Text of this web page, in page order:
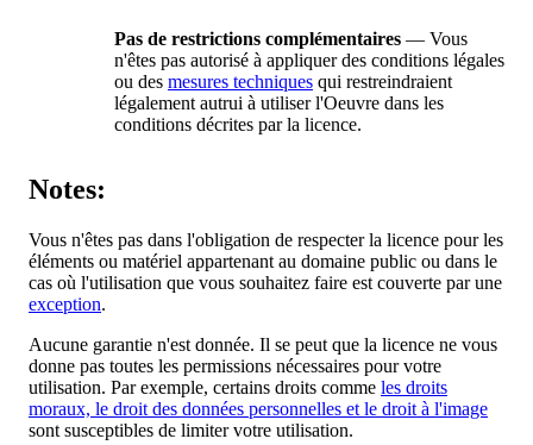
Pas de restrictions complémentaires — Vous
n'êtes pas autorisé à appliquer des conditions légales
ou des mesures techniques qui restreindraient
légalement autrui à utiliser l'Oeuvre dans les
conditions décrites par la licence.
Notes:
Vous n'êtes pas dans l'obligation de respecter la licence pour les
éléments ou matériel appartenant au domaine public ou dans le
cas où l'utilisation que vous souhaitez faire est couverte par une
exception.
Aucune garantie n'est donnée. Il se peut que la licence ne vous
donne pas toutes les permissions nécessaires pour votre
utilisation. Par exemple, certains droits comme les droits
moraux, le droit des données personnelles et le droit à l'image
sont susceptibles de limiter votre utilisation.